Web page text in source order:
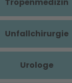
Unfallchirurgie
Urologe